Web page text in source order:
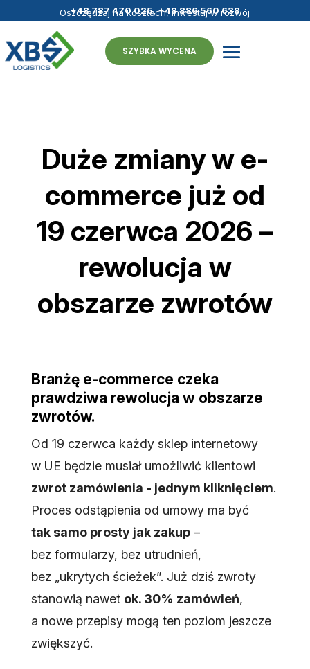
Oszczędzaj na kosztach, inwestuj w rozwój
- fulfillment bez granic
+48 787 470 025,+48 886 560 638
SZYBKA WYCENA
Duże zmiany w e-
commerce już od
19 czerwca 2026 –
rewolucja w
obszarze zwrotów
Branżę e-commerce czeka
prawdziwa rewolucja w obszarze
zwrotów.
Od 19 czerwca każdy sklep internetowy
w UE będzie musiał umożliwić klientowi
zwrot zamówienia - jednym kliknięciem.
Proces odstąpienia od umowy ma być
tak samo prosty jak zakup–
bez formularzy, bez utrudnień,
bez „ukrytych ścieżek”. Już dziś zwroty
stanowią nawet ok. 30% zamówień,
a nowe przepisy mogą ten poziom jeszcze
zwiększyć.